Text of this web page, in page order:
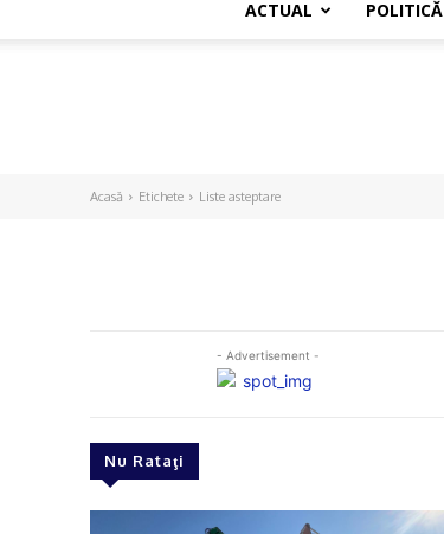
ACTUAL POLITICĂ
Acasă Etichete Liste asteptare
- Advertisement -
Nu Rataţi